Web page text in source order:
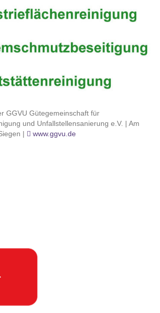
GGVU Gütegemeinschaft für
und Unfallstellensanierung e.V. | Am
|
www.ggvu.de